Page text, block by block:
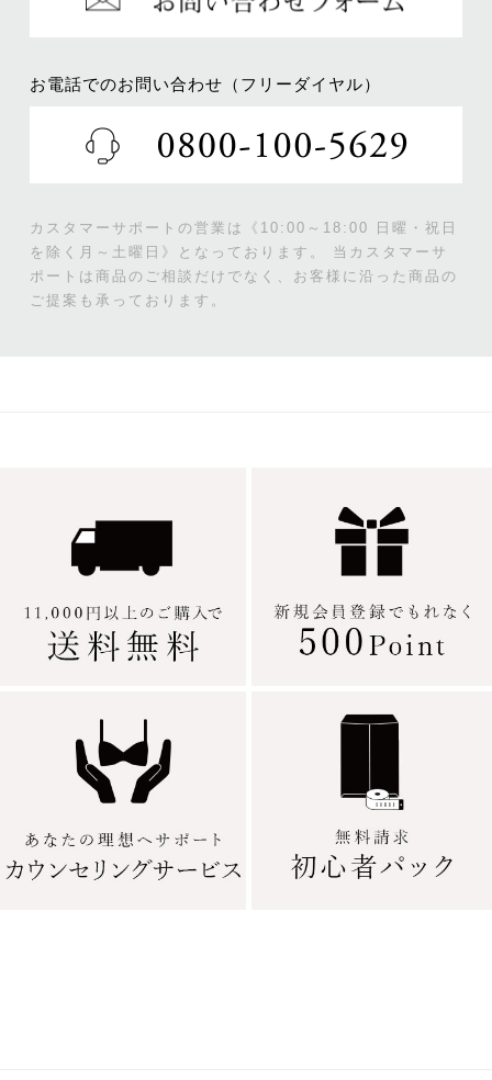
お電話でのお問い合わせ（フリーダイヤル）
カスタマーサポートの営業は《10:00～18:00 日曜・祝日
を除く月～土曜日》となっております。
当カスタマーサ
ポートは商品のご相談だけでなく、お客様に沿った商品の
ご提案も承っております。